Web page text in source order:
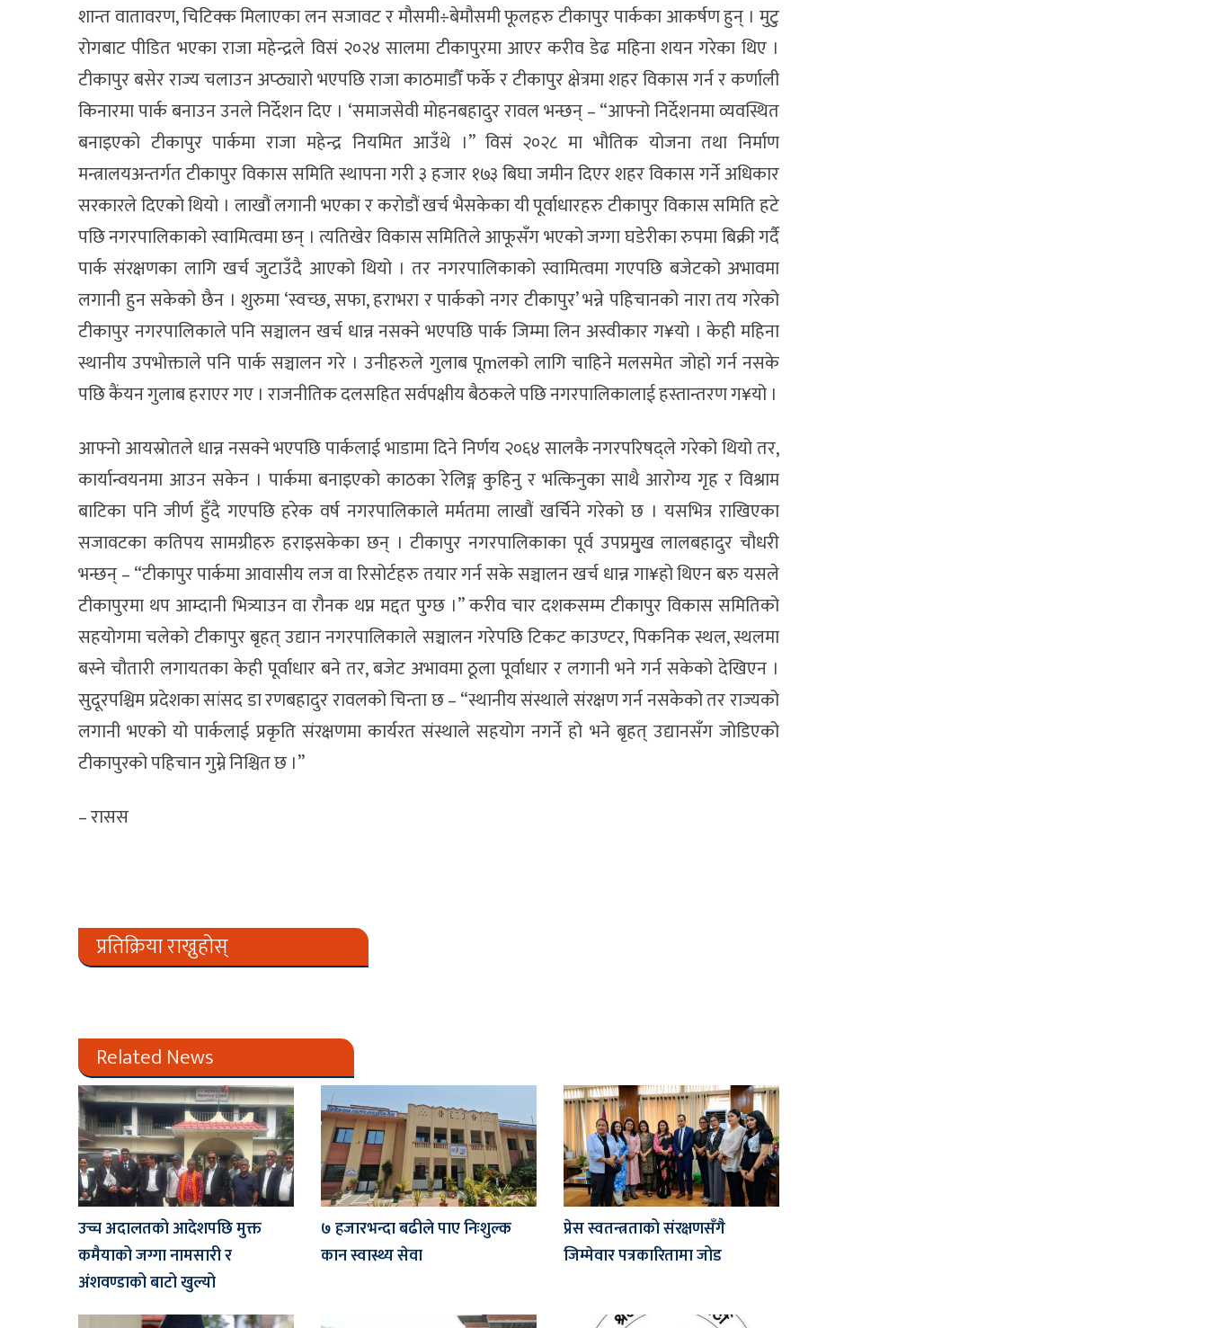
शान्त वातावरण, चिटिक्क मिलाएका लन सजावट र मौसमी÷बेमौसमी फूलहरु टीकापुर पार्कका आकर्षण हुन् । मुटु
रोगबाट पीडित भएका राजा महेन्द्रले विसं २०२४ सालमा टीकापुरमा आएर करीव डेढ महिना शयन गरेका थिए ।
टीकापुर बसेर राज्य चलाउन अप्ठ्यारो भएपछि राजा काठमाडौँ फर्के र टीकापुर क्षेत्रमा शहर विकास गर्न र कर्णाली
किनारमा पार्क बनाउन उनले निर्देशन दिए । ‘समाजसेवी मोहनबहादुर रावल भन्छन् – “आफ्नो निर्देशनमा व्यवस्थित
बनाइएको टीकापुर पार्कमा राजा महेन्द्र नियमित आउँथे ।” विसं २०२८ मा भौतिक योजना तथा निर्माण
मन्त्रालयअन्तर्गत टीकापुर विकास समिति स्थापना गरी ३ हजार १७३ बिघा जमीन दिएर शहर विकास गर्ने अधिकार
सरकारले दिएको थियो । लाखौं लगानी भएका र करोडौं खर्च भैसकेका यी पूर्वाधारहरु टीकापुर विकास समिति हटे
पछि नगरपालिकाको स्वामित्वमा छन् । त्यतिखेर विकास समितिले आफूसँग भएको जग्गा घडेरीका रुपमा बिक्री गर्दै
पार्क संरक्षणका लागि खर्च जुटाउँदै आएको थियो । तर नगरपालिकाको स्वामित्वमा गएपछि बजेटको अभावमा
लगानी हुन सकेको छैन । शुरुमा ‘स्वच्छ, सफा, हराभरा र पार्कको नगर टीकापुर’ भन्ने पहिचानको नारा तय गरेको
टीकापुर नगरपालिकाले पनि सञ्चालन खर्च धान्न नसक्ने भएपछि पार्क जिम्मा लिन अस्वीकार ग¥यो । केही महिना
स्थानीय उपभोक्ताले पनि पार्क सञ्चालन गरे । उनीहरुले गुलाब पूmलको लागि चाहिने मलसमेत जोहो गर्न नसके
पछि कैंयन गुलाब हराएर गए । राजनीतिक दलसहित सर्वपक्षीय बैठकले पछि नगरपालिकालाई हस्तान्तरण ग¥यो ।
आफ्नो आयस्रोतले धान्न नसक्ने भएपछि पार्कलाई भाडामा दिने निर्णय २०६४ सालकै नगरपरिषद्ले गरेको थियो तर,
कार्यान्वयनमा आउन सकेन । पार्कमा बनाइएको काठका रेलिङ्ग कुहिनु र भत्किनुका साथै आरोग्य गृह र विश्राम
बाटिका पनि जीर्ण हुँदै गएपछि हरेक वर्ष नगरपालिकाले मर्मतमा लाखौं खर्चिने गरेको छ । यसभित्र राखिएका
सजावटका कतिपय सामग्रीहरु हराइसकेका छन् । टीकापुर नगरपालिकाका पूर्व उपप्रमु्ख लालबहादुर चौधरी
भन्छन् – “टीकापुर पार्कमा आवासीय लज वा रिसोर्टहरु तयार गर्न सके सञ्चालन खर्च धान्न गा¥हो थिएन बरु यसले
टीकापुरमा थप आम्दानी भित्र्याउन वा रौनक थप्न मद्दत पुग्छ ।” करीव चार दशकसम्म टीकापुर विकास समितिको
सहयोगमा चलेको टीकापुर बृहत् उद्यान नगरपालिकाले सञ्चालन गरेपछि टिकट काउण्टर, पिकनिक स्थल, स्थलमा
बस्ने चौतारी लगायतका केही पूर्वाधार बने तर, बजेट अभावमा ठूला पूर्वाधार र लगानी भने गर्न सकेको देखिएन ।
सुदूरपश्चिम प्रदेशका सांसद डा रणबहादुर रावलको चिन्ता छ – “स्थानीय संस्थाले संरक्षण गर्न नसकेको तर राज्यको
लगानी भएको यो पार्कलाई प्रकृति संरक्षणमा कार्यरत संस्थाले सहयोग नगर्ने हो भने बृहत् उद्यानसँग जोडिएको
टीकापुरको पहिचान गुम्ने निश्चित छ ।”
– रासस
प्रतिक्रिया राख्नुहोस्
Related News
उच्च अदालतको आदेशपछि मुक्त
कमैयाको जग्गा नामसारी र
अंशवण्डाको बाटो खुल्यो
७ हजारभन्दा बढीले पाए निःशुल्क
कान स्वास्थ्य सेवा
प्रेस स्वतन्त्रताको संरक्षणसँगै
जिम्मेवार पत्रकारितामा जोड